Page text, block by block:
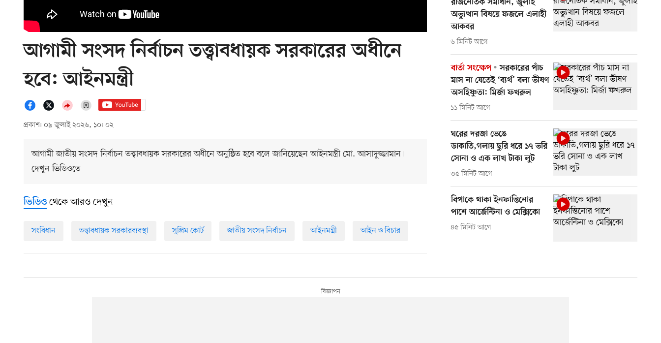
আগামী সংসদ নির্বাচন তত্ত্বাবধায়ক সরকারের অধীনে
হবে: আইনমন্ত্রী
প্রকাশ: ০৯ জুলাই ২০২৬, ১০: ০২
আগামী জাতীয় সংসদ নির্বাচন তত্ত্বাবধায়ক সরকারের অধীনে অনুষ্ঠিত হবে বলে জানিয়েছেন আইনমন্ত্রী মো. আসাদুজ্জামান।
দেখুন ভিডিওতে
রাজনৈতিক সমাধান, জুলাই
অভ্যুত্থান বিষয়ে ফজলে এলাহী
আকবর
৬ মিনিট আগে
বার্তা সংক্ষেপ
সরকারের পাঁচ
মাস না যেতেই ‘ব্যর্থ’ বলা ভীষণ
অসহিষ্ণুতা: মির্জা ফখরুল
১১ মিনিট আগে
ঘরের দরজা ভেঙে
ডাকাতি,গলায় ছুরি ধরে ১৭ ভরি
সোনা ও এক লাখ টাকা লুট
৩৫ মিনিট আগে
বিপাকে থাকা ইনফান্তিনোর
পাশে আর্জেন্টিনা ও মেক্সিকো
৪৫ মিনিট আগে
ভিডিও থেকে আরও দেখুন
সংবিধান তত্ত্বাবধায়ক সরকারব্যবস্থা সুপ্রিম কোর্ট জাতীয় সংসদ নির্বাচন আইনমন্ত্রী আইন ও বিচার